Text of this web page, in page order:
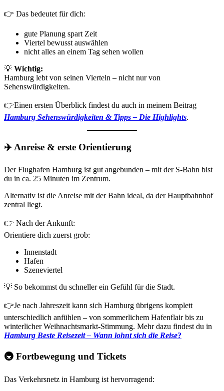
👉 Das bedeutet für dich:
gute Planung spart Zeit
Viertel bewusst auswählen
nicht alles an einem Tag sehen wollen
💡 Wichtig:
Hamburg lebt von seinen Vierteln – nicht nur von
Sehenswürdigkeiten.
👉Einen ersten Überblick findest du auch in meinem Beitrag
Hamburg Sehenswürdigkeiten & Tipps – Die Highlights.
✈️ Anreise & erste Orientierung
Der Flughafen Hamburg ist gut angebunden – mit der S-Bahn bist
du in ca. 25 Minuten im Zentrum.
Alternativ ist die Anreise mit der Bahn ideal, da der Hauptbahnhof
zentral liegt.
👉 Nach der Ankunft:
Orientiere dich zuerst grob:
Innenstadt
Hafen
Szeneviertel
💡 So bekommst du schneller ein Gefühl für die Stadt.
👉Je nach Jahreszeit kann sich Hamburg übrigens komplett
unterschiedlich anfühlen – von sommerlichem Hafenflair bis zu
winterlicher Weihnachtsmarkt-Stimmung. Mehr dazu findest du in
Hamburg Beste Reisezeit – Wann lohnt sich die Reise?
🚇 Fortbewegung und Tickets
Das Verkehrsnetz in Hamburg ist hervorragend: